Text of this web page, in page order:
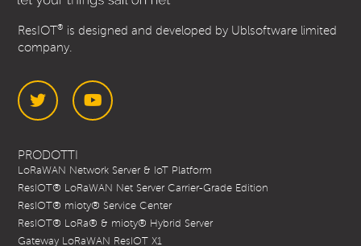
ResIOT® is designed and developed by Ublsoftware limited
company.
PRODOTTI
LoRaWAN Network Server & IoT Platform
ResIOT® LoRaWAN Net Server Carrier-Grade Edition
ResIOT® mioty® Service Center
ResIOT® LoRa® & mioty® Hybrid Server
Gateway LoRaWAN ResIOT X1